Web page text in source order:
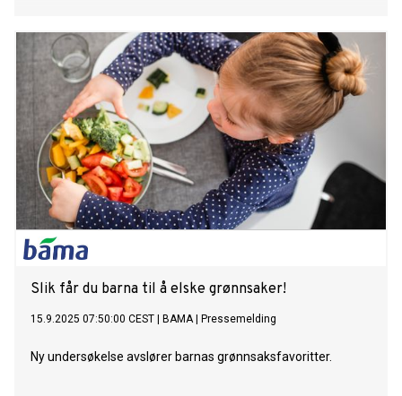
Slik får du barna til å elske grønnsaker!
15.9.2025 07:50:00 CEST BAMA| Pressemelding
Ny undersøkelse avslører barnas grønnsaksfavoritter.